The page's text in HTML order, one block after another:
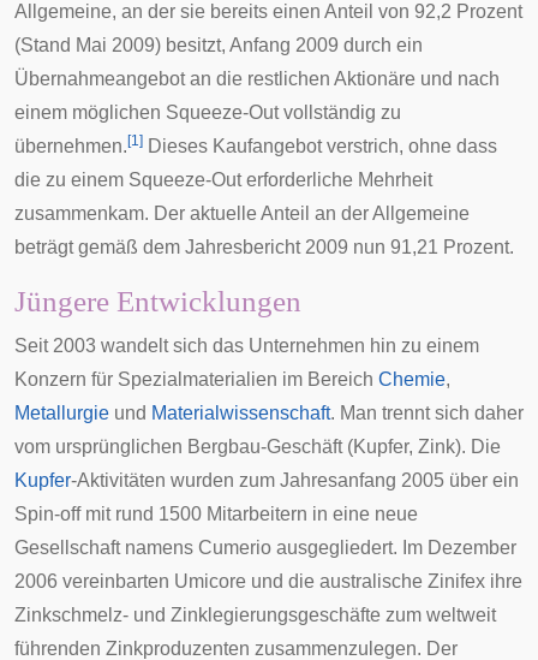
Allgemeine, an der sie bereits einen Anteil von 92,2 Prozent
(Stand Mai 2009) besitzt, Anfang 2009 durch ein
Übernahmeangebot an die restlichen Aktionäre und nach
einem möglichen Squeeze-Outvollständig zu
übernehmen. [1] Dieses Kaufangebot verstrich, ohne dass
die zu einem Squeeze-Out erforderliche Mehrheit
zusammenkam. Der aktuelle Anteil an der Allgemeine
beträgt gemäß dem Jahresbericht 2009 nun 91,21 Prozent.
Jüngere Entwicklungen
Seit 2003 wandelt sich das Unternehmen hin zu einem
Konzern für Spezialmaterialien im Bereich Chemie,
Metallurgie und Materialwissenschaft. Man trennt sich daher
vom ursprünglichen Bergbau-Geschäft (Kupfer, Zink). Die
Kupfer-Aktivitäten wurden zum Jahresanfang 2005 über ein
Spin-offmit rund 1500 Mitarbeitern in eine neue
Gesellschaft namens Cumerio ausgegliedert. Im Dezember
2006 vereinbarten Umicore und die australische Zinifex ihre
Zinkschmelz- und Zinklegierungsgeschäfte zum weltweit
führenden Zinkproduzenten zusammenzulegen. Der